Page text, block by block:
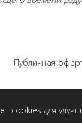
Публичная
на
cookies для